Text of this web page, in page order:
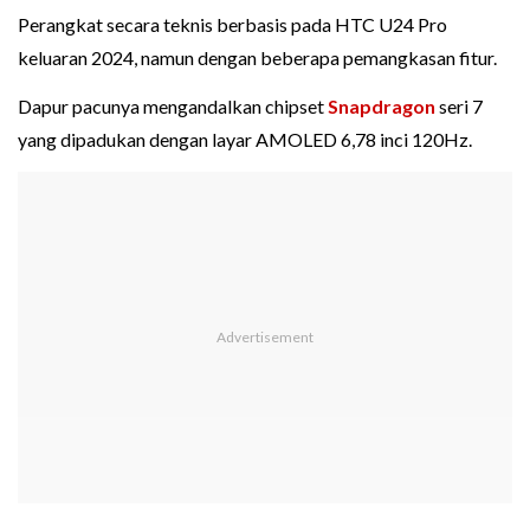
Perangkat secara teknis berbasis pada HTC U24 Pro
keluaran 2024, namun dengan beberapa pemangkasan fitur.
Dapur pacunya mengandalkan chipset Snapdragon seri 7
yang dipadukan dengan layar AMOLED 6,78 inci 120Hz.